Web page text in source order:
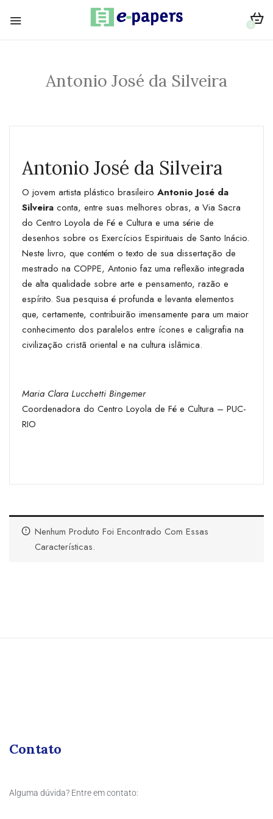
0
Antonio José da Silveira
Antonio José da Silveira
O jovem artista plástico brasileiro Antonio José da
Silveira conta, entre suas melhores obras, a Via Sacra
do Centro Loyola de Fé e Cultura e uma série de
desenhos sobre os Exercícios Espirituais de Santo Inácio.
Neste livro, que contém o texto de sua dissertação de
mestrado na COPPE, Antonio faz uma reflexão integrada
de alta qualidade sobre arte e pensamento, razão e
espírito. Sua pesquisa é profunda e levanta elementos
que, certamente, contribuirão imensamente para um maior
conhecimento dos paralelos entre ícones e caligrafia na
civilização cristã oriental e na cultura islâmica.
Maria Clara Lucchetti Bingemer
Coordenadora do Centro Loyola de Fé e Cultura – PUC-
RIO
Nenhum Produto Foi Encontrado Com Essas
Características.
Contato
Alguma dúvida? Entre em contato: